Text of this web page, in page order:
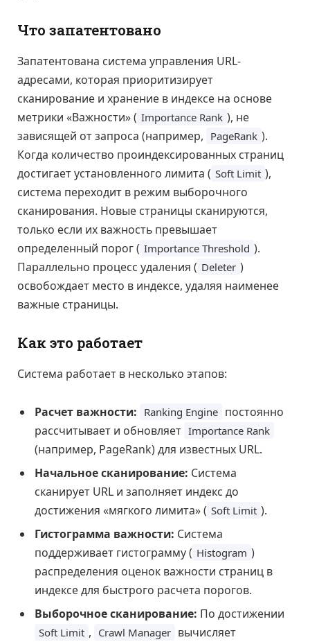
Что запатентовано
Запатентована система управления URL-
адресами, которая приоритизирует
сканирование и хранение в индексе на основе
метрики «Важности» ( Importance Rank ), не
зависящей от запроса (например, PageRank ).
Когда количество проиндексированных страниц
достигает установленного лимита ( Soft Limit ),
система переходит в режим выборочного
сканирования. Новые страницы сканируются,
только если их важность превышает
определенный порог ( Importance Threshold ).
Параллельно процесс удаления ( Deleter )
освобождает место в индексе, удаляя наименее
важные страницы.
Как это работает
Система работает в несколько этапов:
Расчет важности: Ranking Engine постоянно
рассчитывает и обновляет Importance Rank
(например, PageRank) для известных URL.
Начальное сканирование: Система
сканирует URL и заполняет индекс до
достижения «мягкого лимита» ( Soft Limit ).
Гистограмма важности: Система
поддерживает гистограмму ( Histogram )
распределения оценок важности страниц в
индексе для быстрого расчета порогов.
Выборочное сканирование: По достижении
Soft Limit , Crawl Manager вычисляет